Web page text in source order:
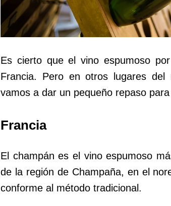
Es cierto que el vino espumoso
Francia. Pero en otros lugares
vamos a dar un pequeño repaso
Francia
El champán es el vino espumoso
de la región de Champaña, en el
conforme al método tradicional.